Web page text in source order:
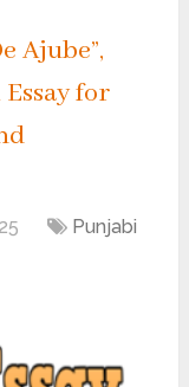
Ajube”,
for
Punjabi